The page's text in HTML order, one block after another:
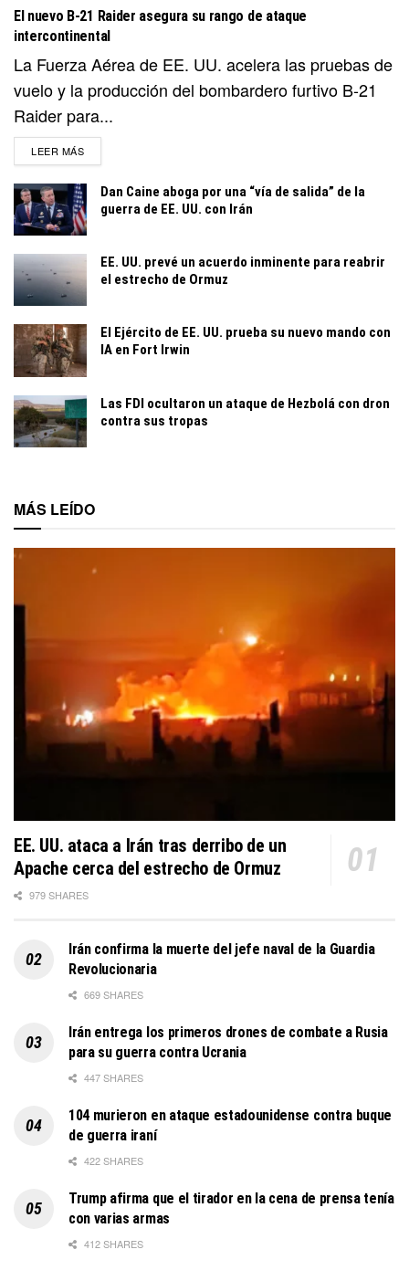
El nuevo B-21 Raider asegura su rango de ataque
intercontinental
La Fuerza Aérea de EE. UU. acelera las pruebas de
vuelo y la producción del bombardero furtivo B-21
Raider para...
LEER MÁSDETAILS
Dan Caine aboga por una “vía de salida” de la
guerra de EE. UU. con Irán
EE. UU. prevé un acuerdo inminente para reabrir
el estrecho de Ormuz
El Ejército de EE. UU. prueba su nuevo mando con
IA en Fort Irwin
Las FDI ocultaron un ataque de Hezbolá con dron
contra sus tropas
MÁS LEÍDO
EE. UU. ataca a Irán tras derribo de un
Apache cerca del estrecho de Ormuz
979 SHARES
Irán confirma la muerte del jefe naval de la Guardia
Revolucionaria
669 SHARES
Irán entrega los primeros drones de combate a Rusia
para su guerra contra Ucrania
447 SHARES
104 murieron en ataque estadounidense contra buque
de guerra iraní
422 SHARES
Trump afirma que el tirador en la cena de prensa tenía
con varias armas
412 SHARES